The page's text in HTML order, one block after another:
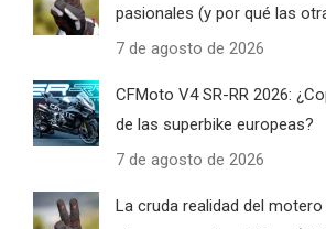
pasionales (y por qué las
7 de agosto de 2026
CFMoto V4 SR-RR 2026:
de las superbike europeas?
7 de agosto de 2026
La cruda realidad del